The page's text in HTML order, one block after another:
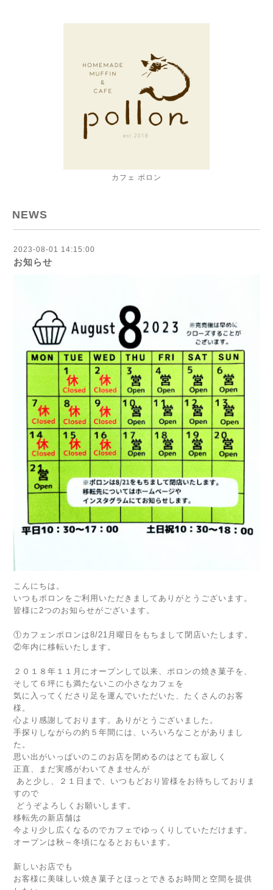
カフェ ポロン
NEWS
2023-08-01 14:15:00
お知らせ
こんにちは。
いつもポロンをご利用いただきましてありがとうございます。
皆様に2つのお知らせがございます。
①カフェンポロンは8/21月曜日をもちまして閉店いたします。
②年内に移転いたします。
２０１８年１１月にオープンして以来、ポロンの焼き菓子を、
そして６坪にも満たないこの小さなカフェを
気に入ってくださり足を運んでいただいた、たくさんのお客
様。
心より感謝しております。ありがとうございました。
手探りしながらの約５年間には、いろいろなことがありまし
た。
思い出がいっぱいのこのお店を閉めるのはとても寂しく
正直、まだ実感がわいてきませんが
あと少し、２１日まで、いつもどおり皆様をお待ちしておりま
すので
どうぞよろしくお願いします。
移転先の新店舗は
今より少し広くなるのでカフェでゆっくりしていただけます。
オープンは秋～冬頃になるとおもいます。
新しいお店でも
お客様に美味しい焼き菓子とほっとできるお時間と空間を提供